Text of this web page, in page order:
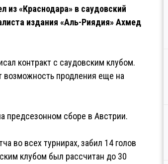
«Краснодара» в саудовский
издания «Аль-Риядия» Ахмед
контракт с саудовским клубом.
возможность продления еще на
предсезонном сборе в Австрии.
во всех турнирах, забил 14 голов
клубом был рассчитан до 30